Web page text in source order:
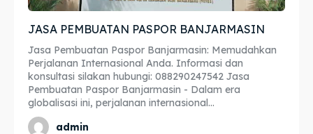
Asuransi
Asuransi
JASA PEMBUATAN PASPOR BANJARMASIN
Jasa Pembuatan Paspor Banjarmasin: Memudahkan
Perjalanan Internasional Anda. Informasi dan
konsultasi silakan hubungi: 088290247542 Jasa
Pembuatan Paspor Banjarmasin - Dalam era
globalisasi ini, perjalanan internasional...
admin